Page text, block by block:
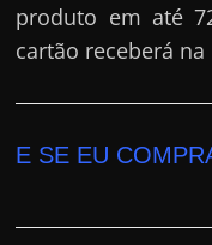
produto em até
cartão receberá
E SE EU